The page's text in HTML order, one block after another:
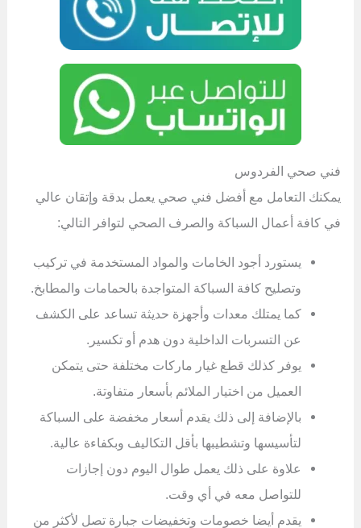
فني صحي الفردوس
يمكنك التعامل مع أفضل فني صحي يعمل بدقة وإتقان عالي
في كافة أعمال السباكة والصرف الصحي لتوافر التالي:
يستورد أجود الخامات والمواد المستخدمة في تركيب
وتصليح كافة السباكة المتواجدة بالحمامات والمطابخ.
كما يمتلك معدات وأجهزة حديثة تساعد على الكشف
عن التسربات الداخلية دون هدم أو تكسير.
يوفر كذلك قطع غيار ماركات مختلفة حتى يتمكن
العميل من اختيار الملائم بأسعار متفاوتة.
بالإضافة إلى ذلك يقدم أسعار مخفضة على السباكة
لتأسيسها وتشطيبها بأقل التكاليف وبكفاءة عالية.
علاوة على ذلك يعمل طوال اليوم دون إجازات
للتواصل معه في أي وقت.
يقدم أيضا خصومات وتخفيضات جبارة تصل لأكثر من